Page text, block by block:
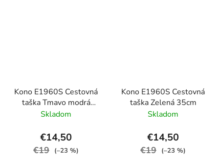
Kono E1960S Cestovná
taška Tmavo modrá
35cm
Skladom
€14,50
€19 (–23 %)
Kono E1960S Cestovná
taška Zelená 35cm
Skladom
€14,50
€19 (–23 %)